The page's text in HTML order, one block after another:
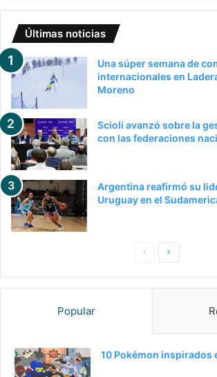
Últimas noticias
Una súper semana de
internacionales en
Moreno
Scioli avanzó sobre la
con las federaciones
Argentina reafirmó su
Uruguay en el
g
g
Popular
10 Pokémon inspirados